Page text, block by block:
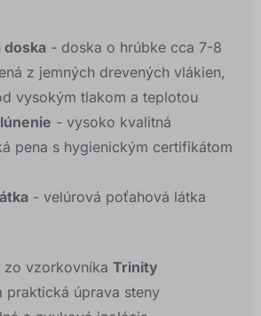
doska - doska o hrúbke cca 7-8
z jemných drevených vlákien,
vysokým tlakom a teplotou
- vysoko kvalitná
pena s hygienickým certifikátom
- velúrová poťahová látka
zo vzorkovníka Trinity
praktická úprava steny